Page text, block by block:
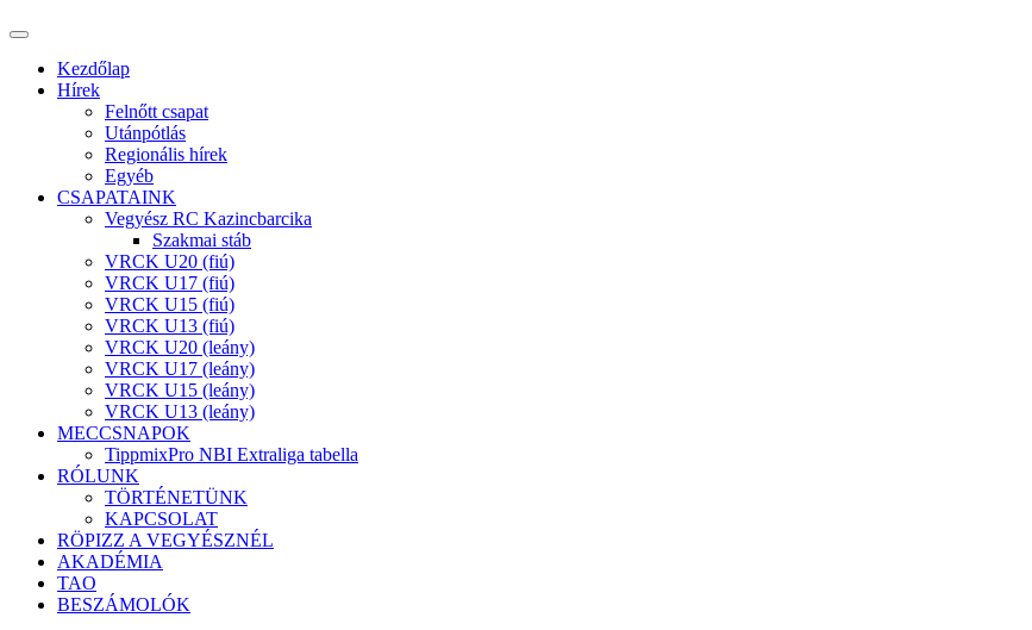
Kezdőlap
Hírek
Felnőtt csapat
Utánpótlás
Regionális hírek
Egyéb
CSAPATAINK
Vegyész RC Kazincbarcika
Szakmai stáb
VRCK U20 (fiú)
VRCK U17 (fiú)
VRCK U15 (fiú)
VRCK U13 (fiú)
VRCK U20 (leány)
VRCK U17 (leány)
VRCK U15 (leány)
VRCK U13 (leány)
MECCSNAPOK
TippmixPro NBI Extraliga tabella
RÓLUNK
TÖRTÉNETÜNK
KAPCSOLAT
RÖPIZZ A VEGYÉSZNÉL
AKADÉMIA
TAO
BESZÁMOLÓK